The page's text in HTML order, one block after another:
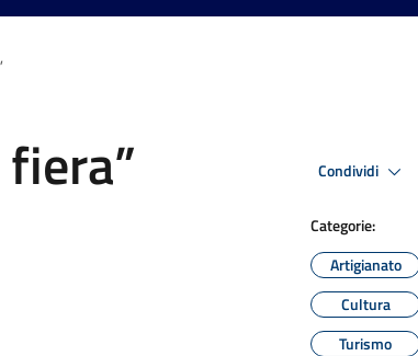
Condividi
Categorie:
Artigianato
Cultura
Turismo